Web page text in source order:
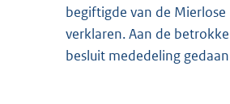
begiftigde van de Mierlose
verklaren. Aan de
besluit mededeling